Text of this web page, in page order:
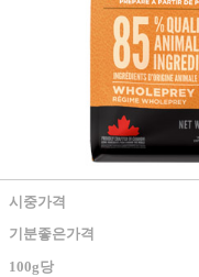
시중가격
기분좋은가격
100g당